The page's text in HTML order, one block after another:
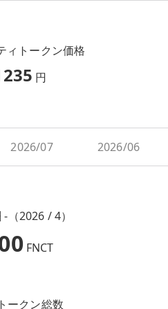
ィトークン価格
円
2026/07 2026/06
（2026 / 4）
FNCT
ークン総数